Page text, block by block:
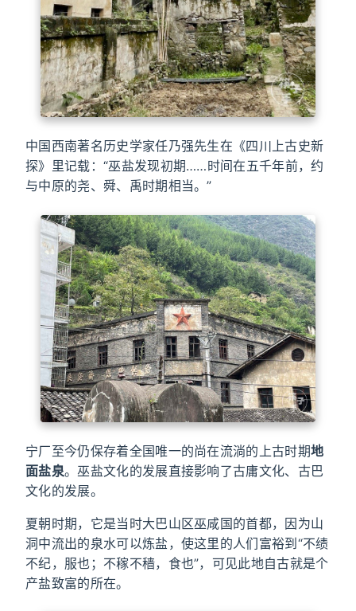
中国西南著名历史学家任乃强先生在《四川上古史新
探》里记载：“巫盐发现初期……时间在五千年前，约
与中原的尧、舜、禹时期相当。”
宁厂至今仍保存着全国唯一的尚在流淌的上古时期地
面盐泉。巫盐文化的发展直接影响了古庸文化、古巴
文化的发展。
夏朝时期，它是当时大巴山区巫咸国的首都，因为山
洞中流出的泉水可以炼盐，使这里的人们富裕到“不绩
不纪，服也；不稼不穑，食也”，可见此地自古就是个
产盐致富的所在。